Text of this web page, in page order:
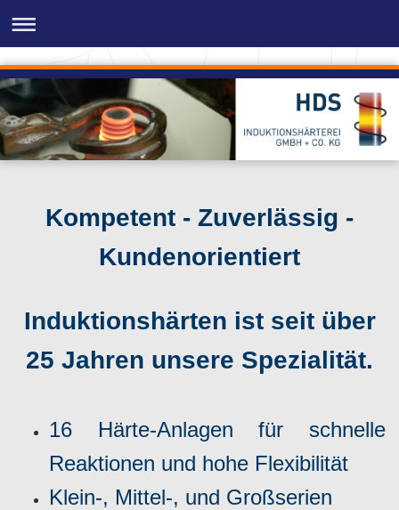
Kompetent - Zuverlässig -
Kundenorientiert
Induktionshärten ist seit über
25 Jahren unsere Spezialität.
16 Härte-Anlagen für schnelle
Reaktionen und hohe Flexibilität
Klein-, Mittel-, und Großserien